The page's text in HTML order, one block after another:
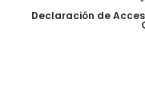
Declaración de